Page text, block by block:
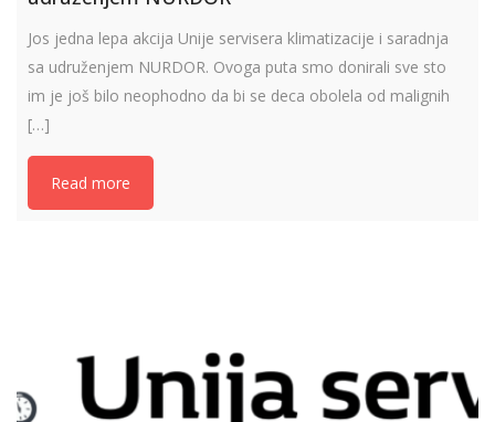
Jos jedna lepa akcija Unije servisera klimatizacije i saradnja
sa udruženjem NURDOR. Ovoga puta smo donirali sve sto
im je još bilo neophodno da bi se deca obolela od malignih
[…]
Read more